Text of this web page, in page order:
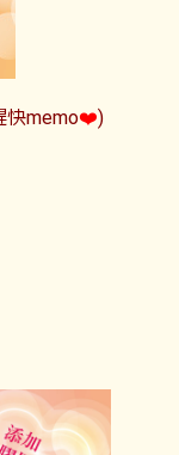
快memo❤️)